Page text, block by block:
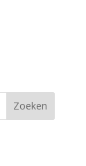
Zoeken